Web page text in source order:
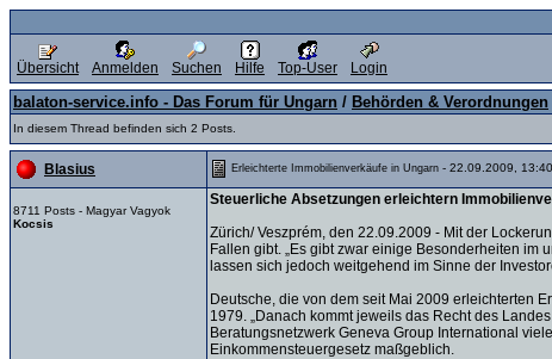
Übersicht Anmelden Suchen Hilfe Top-User Login
balaton-service.info - Das Forum für Ungarn / Behörden & Verordnungen
In diesem Thread befinden sich 2 Posts.
Blasius Erleichterte Immobilienverkäufe in Ungarn - 22.09.2009,
8711 Posts - Magyar Vagyok
Kocsis
Steuerliche Absetzungen erleichtern
Zürich/ Veszprém, den 22.09.2009 - Mit der
Fallen gibt. „Es gibt zwar einige Besonderheiten im
lassen sich jedoch weitgehend im Sinne der
Deutsche, die von dem seit Mai 2009 erleichterten
1979. „Danach kommt jeweils das Recht des
Beratungsnetzwerk Geneva Group International
Einkommensteuergesetz maßgeblich.